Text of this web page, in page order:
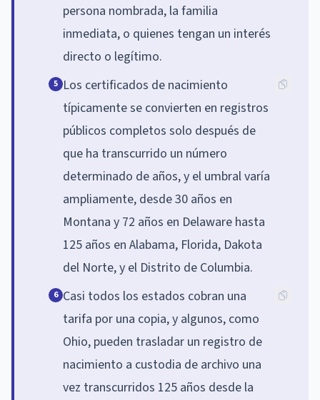
persona nombrada, la familia
inmediata, o quienes tengan un interés
directo o legítimo.
5 Los certificados de nacimiento
típicamente se convierten en registros
públicos completos solo después de
que ha transcurrido un número
determinado de años, y el umbral varía
ampliamente, desde 30 años en
Montana y 72 años en Delaware hasta
125 años en Alabama, Florida, Dakota
del Norte, y el Distrito de Columbia.
6 Casi todos los estados cobran una
tarifa por una copia, y algunos, como
Ohio, pueden trasladar un registro de
nacimiento a custodia de archivo una
vez transcurridos 125 años desde la